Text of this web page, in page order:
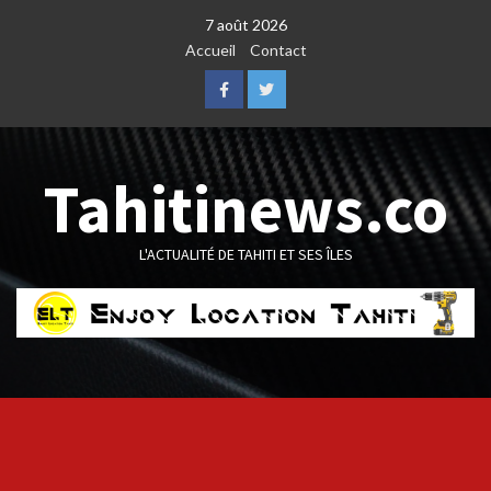
7 août 2026
Accueil
Contact
FacebookTwitter
Tahitinews.co
L'ACTUALITÉ DE TAHITI ET SES ÎLES